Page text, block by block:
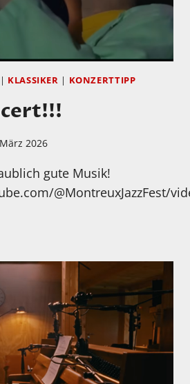
| KLASSIKER | KONZERTTIPP
2026
gute Musik!
@MontreuxJazzFest/